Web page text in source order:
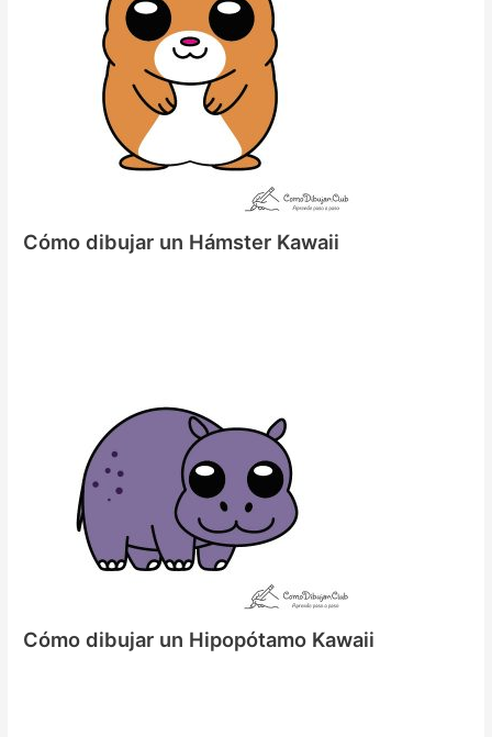
Cómo dibujar un Hámster Kawaii
Cómo dibujar un Hipopótamo Kawaii